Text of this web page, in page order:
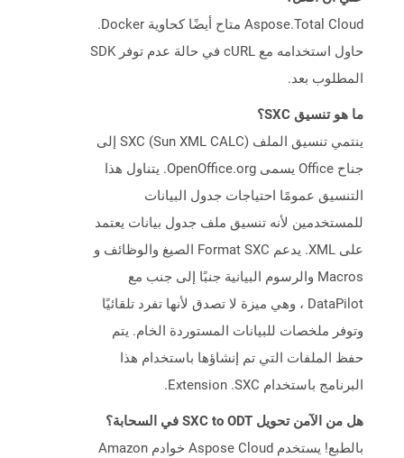
Aspose.Total Cloud متاح أيضًا كحاوية Docker.
حاول استخدامه مع cURL في حالة عدم توفر SDK
المطلوب بعد.
ما هو تنسيق SXC؟
ينتمي تنسيق الملف SXC (Sun XML CALC) إلى
جناح Office يسمى OpenOffice.org. يتناول هذا
التنسيق عمومًا احتياجات جدول البيانات
للمستخدمين لأنه تنسيق ملف جدول بيانات يعتمد
على XML. يدعم Format SXC الصيغ والوظائف و
Macros والرسوم البيانية جنبًا إلى جنب مع
DataPilot ، وهي ميزة لا تصدق لأنها تفرد تلقائيًا
وتوفر ملخصات للبيانات المستوردة الخام. يتم
حفظ الملفات التي تم إنشاؤها باستخدام هذا
البرنامج باستخدام Extension .SXC.
هل من الآمن تحويل SXC to ODT في السحابة؟
بالطبع! يستخدم Aspose Cloud خوادم Amazon